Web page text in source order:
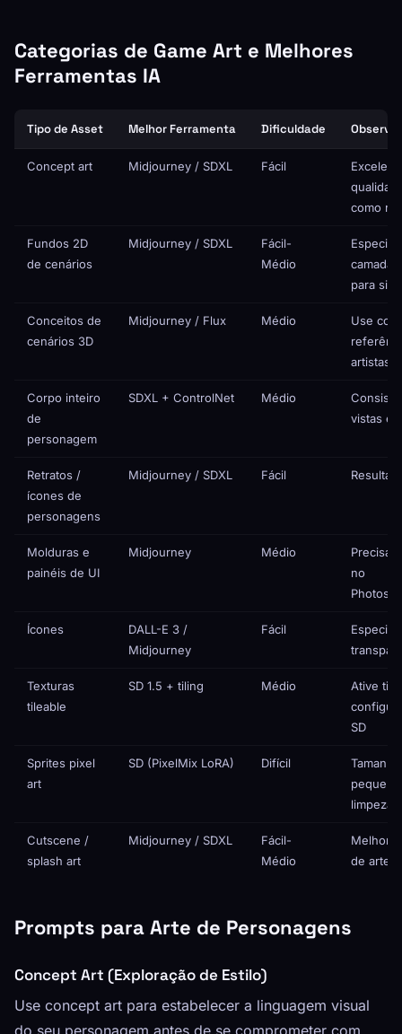
Categorias de Game Art e Melhores
Ferramentas IA
Tipo de Asset Melhor Ferramenta Dificuldade
Concept art Midjourney / SDXL Fácil
como
Fundos 2D
de cenários
Midjourney / SDXL
Fácil-
Médio
para
Conceitos de
cenários 3D
Midjourney / Flux Médio
Use
artistas
Corpo inteiro
de
personagem
SDXL + ControlNet Médio
vistas é
Retratos /
ícones de
personagens
Midjourney / SDXL Fácil
Molduras e
painéis de UI
Midjourney Médio
Precisa
no
Ícones
DALL-E 3 /
Midjourney
Fácil
Texturas
tileable
SD 1.5 + tiling Médio
Ative
SD
Sprites pixel
art
SD (PixelMix LoRA) Difícil
limpeza
Cutscene /
splash art
Midjourney / SDXL
Fácil-
Médio
de arte
Prompts para Arte de Personagens
Concept Art (Exploração de Estilo)
Use concept art para estabelecer a linguagem visual